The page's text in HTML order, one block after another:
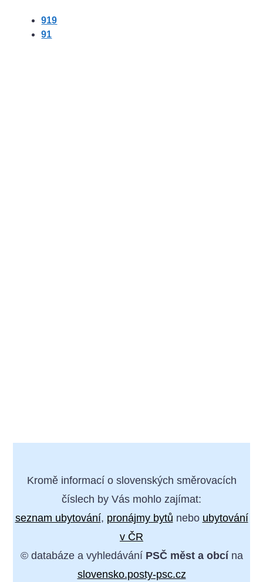
919
91
Kromě informací o slovenských směrovacích
číslech by Vás mohlo zajímat:
seznam ubytování, pronájmy bytů nebo ubytování
v ČR
© databáze a vyhledávání PSČ měst a obcína
slovensko.posty-psc.cz